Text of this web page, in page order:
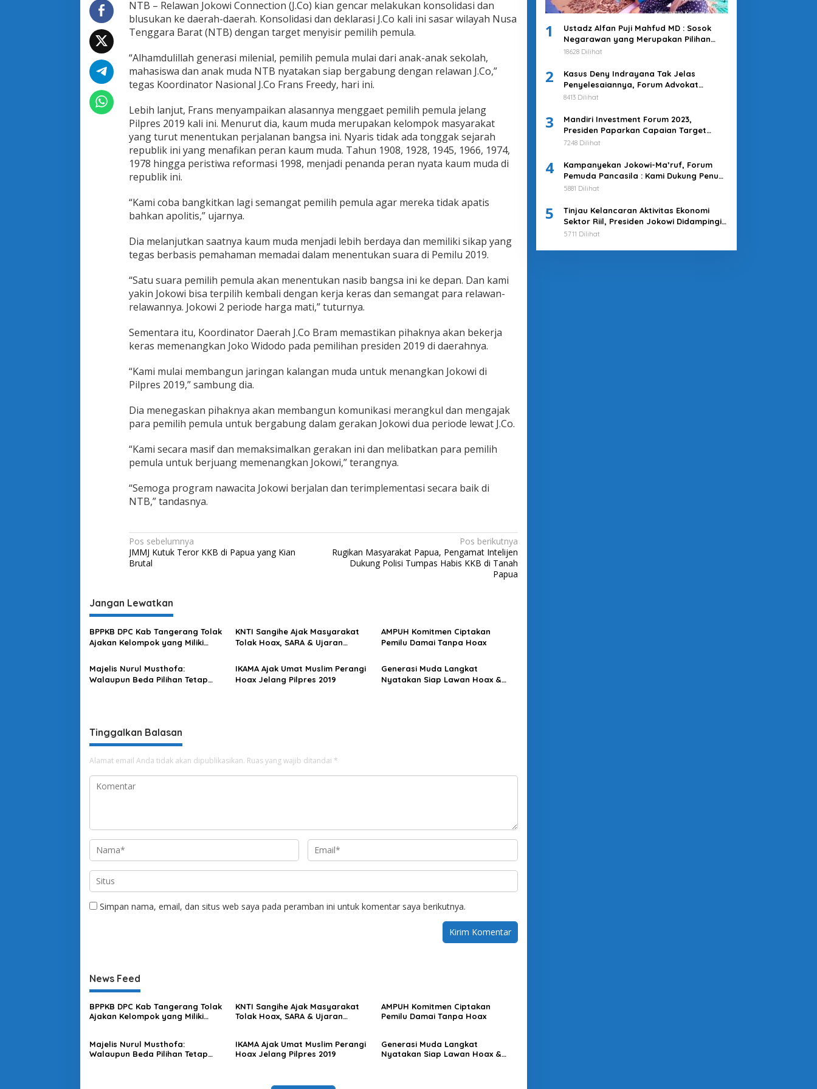
P
m
u
a
,
J
.
o
S
i
a
p
W
u
u
k
n
J
k
o
w
i
P
e
r
o
d
NTB – Relawan Jokowi Connection (J.Co) kian gencar melakukan konsolidasi dan
blusukan ke daerah-daerah. Konsolidasi dan deklarasi J.Co kali ini sasar wilayah Nusa
Tenggara Barat (NTB) dengan target menyisir pemilih pemula.
“Alhamdulillah generasi milenial, pemilih pemula mulai dari anak-anak sekolah,
mahasiswa dan anak muda NTB nyatakan siap bergabung dengan relawan J.Co,”
tegas Koordinator Nasional J.Co Frans Freedy, hari ini.
Lebih lanjut, Frans menyampaikan alasannya menggaet pemilih pemula jelang
Pilpres 2019 kali ini. Menurut dia, kaum muda merupakan kelompok masyarakat
yang turut menentukan perjalanan bangsa ini. Nyaris tidak ada tonggak sejarah
republik ini yang menafikan peran kaum muda. Tahun 1908, 1928, 1945, 1966, 1974,
1978 hingga peristiwa reformasi 1998, menjadi penanda peran nyata kaum muda di
republik ini.
“Kami coba bangkitkan lagi semangat pemilih pemula agar mereka tidak apatis
bahkan apolitis,” ujarnya.
Dia melanjutkan saatnya kaum muda menjadi lebih berdaya dan memiliki sikap yang
tegas berbasis pemahaman memadai dalam menentukan suara di Pemilu 2019.
“Satu suara pemilih pemula akan menentukan nasib bangsa ini ke depan. Dan kami
yakin Jokowi bisa terpilih kembali dengan kerja keras dan semangat para relawan-
relawannya. Jokowi 2 periode harga mati,” tuturnya.
Sementara itu, Koordinator Daerah J.Co Bram memastikan pihaknya akan bekerja
keras memenangkan Joko Widodo pada pemilihan presiden 2019 di daerahnya.
“Kami mulai membangun jaringan kalangan muda untuk menangkan Jokowi di
Pilpres 2019,” sambung dia.
Dia menegaskan pihaknya akan membangun komunikasi merangkul dan mengajak
para pemilih pemula untuk bergabung dalam gerakan Jokowi dua periode lewat J.Co.
“Kami secara masif dan memaksimalkan gerakan ini dan melibatkan para pemilih
pemula untuk berjuang memenangkan Jokowi,” terangnya.
“Semoga program nawacita Jokowi berjalan dan terimplementasi secara baik di
NTB,” tandasnya.
N
a
i
g
a
s
i
p
Pos sebelumnya
JMMJ Kutuk Teror KKB di Papua yang Kian
Brutal
Pos berikutnya
Rugikan Masyarakat Papua, Pengamat Intelijen
Dukung Polisi Tumpas Habis KKB di Tanah
Papua
Jangan Lewatkan
BPPKB DPC Kab Tangerang Tolak
Ajakan Kelompok yang Miliki
Persatuan
KNTI Sangihe Ajak Masyarakat
Tolak Hoax, SARA & Ujaran
AMPUH Komitmen Ciptakan
Pemilu Damai Tanpa Hoax
Majelis Nurul Musthofa:
Walaupun Beda Pilihan Tetap
IKAMA Ajak Umat Muslim Perangi
Hoax Jelang Pilpres 2019
Generasi Muda Langkat
Nyatakan Siap Lawan Hoax &
Tinggalkan Balasan
Alamat email Anda tidak akan dipublikasikan. Ruas yang wajib ditandai *
Simpan nama, email, dan situs web saya pada peramban ini untuk komentar saya berikutnya.
News Feed
BPPKB DPC Kab Tangerang Tolak
Ajakan Kelompok yang Miliki
KNTI Sangihe Ajak Masyarakat
Tolak Hoax, SARA & Ujaran
AMPUH Komitmen Ciptakan
Pemilu Damai Tanpa Hoax
Majelis Nurul Musthofa:
Walaupun Beda Pilihan Tetap
IKAMA Ajak Umat Muslim Perangi
Hoax Jelang Pilpres 2019
Generasi Muda Langkat
Nyatakan Siap Lawan Hoax &
1
Ustadz Alfan Puji Mahfud MD : Sosok
Negarawan yang Merupakan Pilihan
Tepat
18628 Dilihat
2
Kasus Deny Indrayana Tak Jelas
Penyelesaiannya, Forum Advokat
Pengawal Demokrasi : Ayo Segera
8413 Dilihat
3
Mandiri Investment Forum 2023,
Presiden Paparkan Capaian Target
Investasi Indonesia
7248 Dilihat
4
Kampanyekan Jokowi-Ma’ruf, Forum
Pemuda Pancasila : Kami Dukung Penuh
Untuk Memimpin di 2019-2024
5881 Dilihat
5
Tinjau Kelancaran Aktivitas Ekonomi
Sektor Riil, Presiden Jokowi Didampingi
Pj Gubernur Heru Kunjungi Pasar Tanah
5711 Dilihat